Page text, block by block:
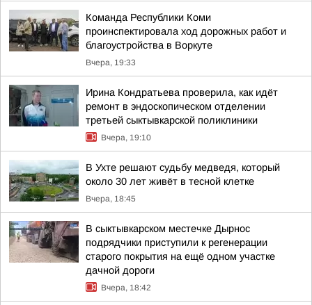
Команда Республики Коми
проинспектировала ход дорожных работ и
благоустройства в Воркуте
Вчера, 19:33
Ирина Кондратьева проверила, как идёт
ремонт в эндоскопическом отделении
третьей сыктывкарской поликлиники
Вчера, 19:10
В Ухте решают судьбу медведя, который
около 30 лет живёт в тесной клетке
Вчера, 18:45
В сыктывкарском местечке Дырнос
подрядчики приступили к регенерации
старого покрытия на ещё одном участке
дачной дороги
Вчера, 18:42